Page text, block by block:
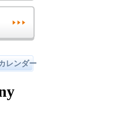
レンダー